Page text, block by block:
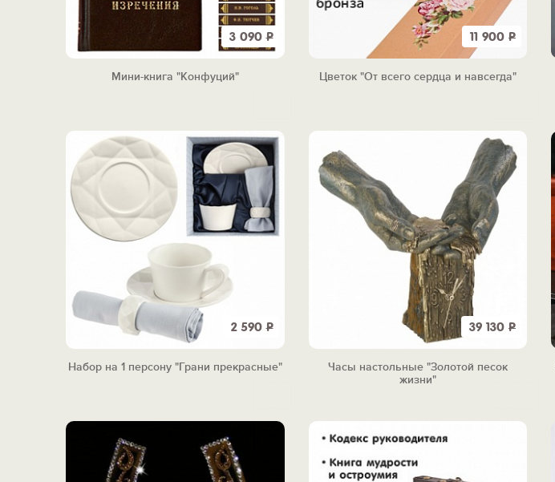
3 090Р
Мини-книга "Конфуций"
11 900 Р
Цветок "От всего сердца и навсегда"
2 590Р
Набор на 1 персону "Грани прекрасные"
39 130 Р
Часы настольные "Золотой песок
жизни"